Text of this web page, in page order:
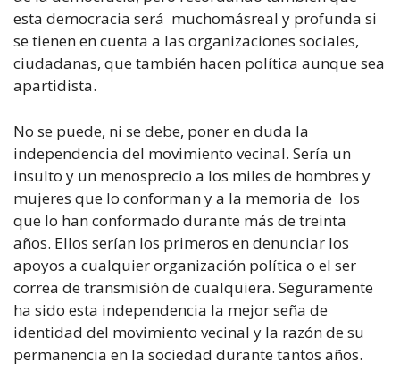
esta democracia será muchomásreal y profunda si
se tienen en cuenta a las organizaciones sociales,
ciudadanas, que también hacen política aunque sea
apartidista.
No se puede, ni se debe, poner en duda la
independencia del movimiento vecinal. Sería un
insulto y un menosprecio a los miles de hombres y
mujeres que lo conforman y a la memoria de los
que lo han conformado durante más de treinta
años. Ellos serían los primeros en denunciar los
apoyos a cualquier organización política o el ser
correa de transmisión de cualquiera. Seguramente
ha sido esta independencia la mejor seña de
identidad del movimiento vecinal y la razón de su
permanencia en la sociedad durante tantos años.